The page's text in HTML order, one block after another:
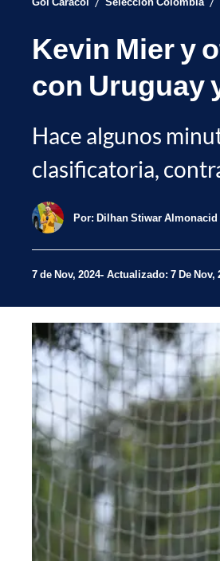
Kevin Mier y
con Uruguay
Hace algunos
clasificatoria,
Por: Dilhan Stiwar
7 de Nov, 2024 Actualizado: 7 De Nov,